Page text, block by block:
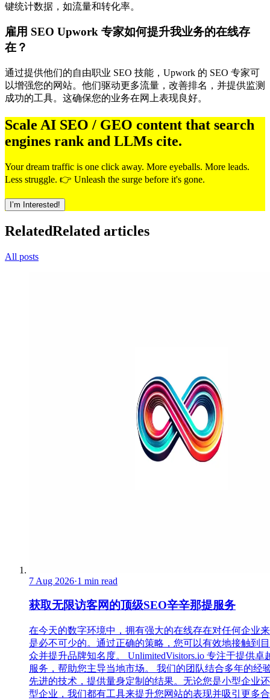
键统计数据，如流量和转化率。
雇用 SEO Upwork 专家如何提升我业务的在线存
在？
通过提供他们的自由职业 SEO 技能，Upwork 的 SEO 专家可
以增强您的网站。他们驱动更多流量，改善排名，并提供监测
成功的工具。这确保您的业务在网上表现良好。
Scale AI SEO / GEO content that search
engines rank and LLMs cite.
Your dream traffic is one click away. More eyeballs. More leads.
Less struggle. 👉 Unleash the surge before it's gone.
I’m Interested!
RelatedRelated articles
All posts
7 Aug 2026·1 min read
获取无限访客网的顶级SEO辛辛那提服务
在今天的数字环境中，拥有强大的在线存在对任何企业
是必不可少的。通过正确的策略，您可以有效地接触到
众并提升品牌知名度。 UnlimitedVisitors.io 专注于提供卓
服务，帮助您主导当地市场。 我们的团队结合多年的经
先进的技术，提供量身定制的结果。无论您是小型企业
型企业，我们都有工具来提升您网站的表现并吸引更多